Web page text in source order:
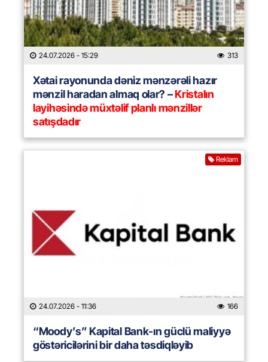
24.07.2026 - 15:29 313
Xətai rayonunda dəniz mənzərəli hazır
mənzil haradan almaq olar? –Kristalın
layihəsində müxtəlif planlı mənzillər
satışdadır
Reklam
24.07.2026 - 11:36 166
“Moody’s” Kapital Bank-ın güclü maliyyə
göstəricilərini bir daha təsdiqləyib